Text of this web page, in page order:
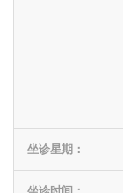
坐诊星期：